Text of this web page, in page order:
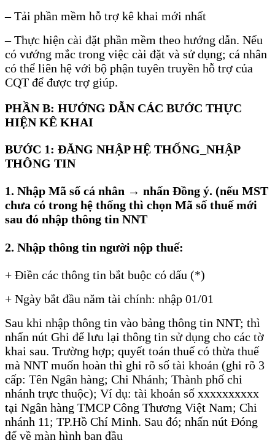
– Tải phần mềm hỗ trợ kê khai mới nhất
– Thực hiện cài đặt phần mềm theo hướng dẫn. Nếu
có vướng mắc trong việc cài đặt và sử dụng; cá nhân
có thể liên hệ với bộ phận tuyên truyền hỗ trợ của
CQT để được trợ giúp.
PHẦN B: HƯỚNG DẪN CÁC BƯỚC THỰC
HIỆN KÊ KHAI
BƯỚC 1: ĐĂNG NHẬP HỆ THỐNG_NHẬP
THÔNG TIN
1. Nhập Mã số cá nhân → nhấn Đồng ý. (nếu MST
chưa có trong hệ thống thì chọn Mã số thuế mới
sau đó nhập thông tin NNT
2. Nhập thông tin người nộp thuế:
+ Điền các thông tin bắt buộc có dấu (*)
+ Ngày bắt đầu năm tài chính: nhập 01/01
Sau khi nhập thông tin vào bảng thông tin NNT; thì
nhấn nút Ghi để lưu lại thông tin sử dụng cho các tờ
khai sau. Trường hợp; quyết toán thuế có thừa thuế
mà NNT muốn hoàn thì ghi rõ số tài khoản (ghi rõ 3
cấp: Tên Ngân hàng; Chi Nhánh; Thành phố chi
nhánh trực thuộc); Ví dụ: tài khoản số xxxxxxxxxx
tại Ngân hàng TMCP Công Thương Việt Nam; Chi
nhánh 11; TP.Hồ Chí Minh. Sau đó; nhấn nút Đóng
để về màn hình ban đầu